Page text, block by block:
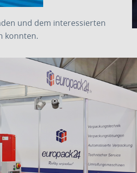
und dem interessierten
konnten.